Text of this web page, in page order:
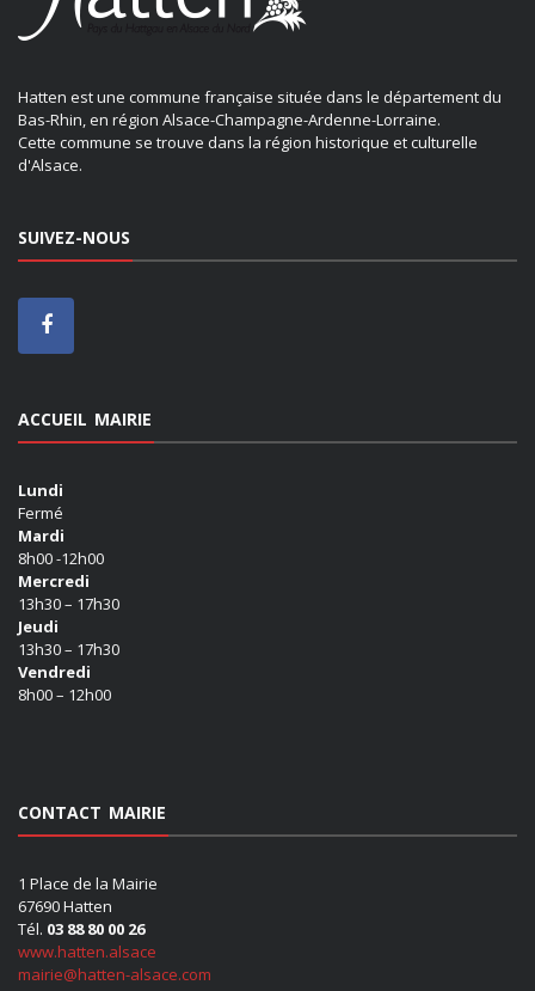
Hatten est une commune française située dans le département du
Bas-Rhin, en région Alsace-Champagne-Ardenne-Lorraine.
Cette commune se trouve dans la région historique et culturelle
d'Alsace.
SUIVEZ-NOUS
ACCUEIL MAIRIE
Lundi
Fermé
Mardi
8h00 -12h00
Mercredi
13h30 – 17h30
Jeudi
13h30 – 17h30
Vendredi
8h00 – 12h00
CONTACT MAIRIE
1 Place de la Mairie
67690 Hatten
Tél. 03 88 80 00 26
www.hatten.alsace
mairie@hatten-alsace.com